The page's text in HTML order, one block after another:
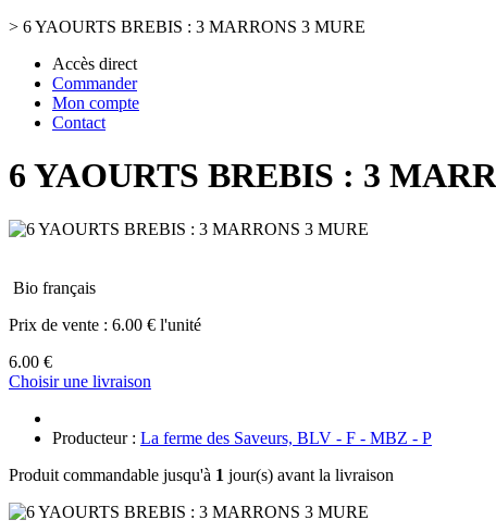
> 6 YAOURTS BREBIS : 3 MARRONS 3 MURE
Accès direct
Commander
Mon compte
Contact
6 YAOURTS BREBIS : 3
Bio français
Prix de vente : 6.00 € l'unité
6.00 €
Choisir une livraison
Producteur : La ferme des Saveurs, BLV - F - MBZ - P
Produit commandable jusqu'à 1 jour(s) avant la livraison